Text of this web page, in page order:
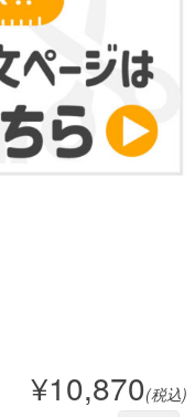
¥10,870(税込)